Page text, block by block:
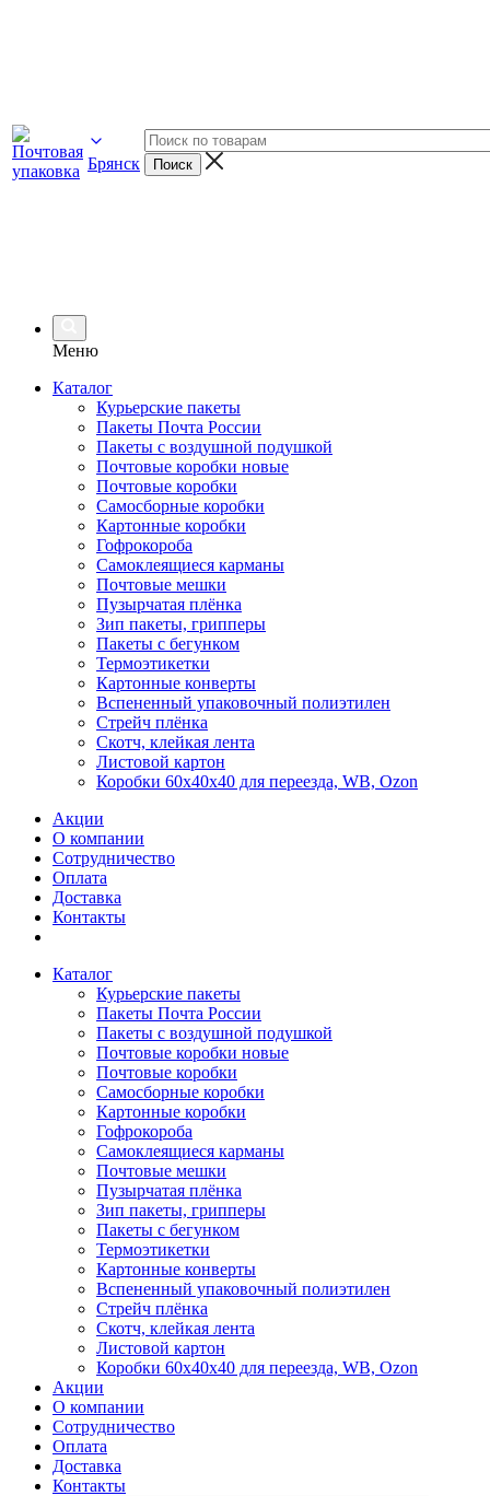
Брянск
Меню
Каталог
Курьерские пакеты
Пакеты Почта России
Пакеты с воздушной подушкой
Почтовые коробки новые
Почтовые коробки
Самосборные коробки
Картонные коробки
Гофрокороба
Самоклеящиеся карманы
Почтовые мешки
Пузырчатая плёнка
Зип пакеты, грипперы
Пакеты с бегунком
Термоэтикетки
Картонные конверты
Вспененный упаковочный полиэтилен
Стрейч плёнка
Скотч, клейкая лента
Листовой картон
Коробки 60х40х40 для переезда, WB, Ozon
Акции
О компании
Сотрудничество
Оплата
Доставка
Контакты
Каталог
Курьерские пакеты
Пакеты Почта России
Пакеты с воздушной подушкой
Почтовые коробки новые
Почтовые коробки
Самосборные коробки
Картонные коробки
Гофрокороба
Самоклеящиеся карманы
Почтовые мешки
Пузырчатая плёнка
Зип пакеты, грипперы
Пакеты с бегунком
Термоэтикетки
Картонные конверты
Вспененный упаковочный полиэтилен
Стрейч плёнка
Скотч, клейкая лента
Листовой картон
Коробки 60х40х40 для переезда, WB, Ozon
Акции
О компании
Сотрудничество
Оплата
Доставка
Контакты